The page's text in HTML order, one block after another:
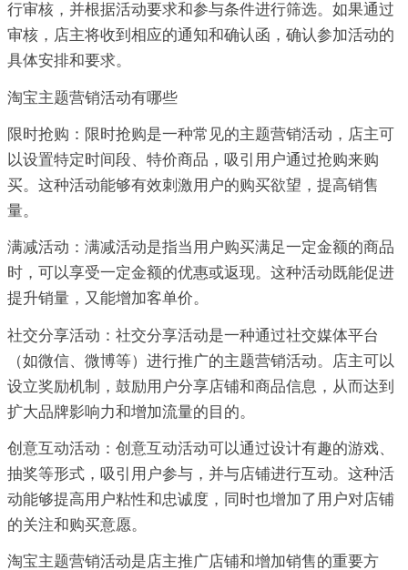
行审核，并根据活动要求和参与条件进行筛选。如果通过
审核，店主将收到相应的通知和确认函，确认参加活动的
具体安排和要求。
淘宝主题营销活动有哪些
限时抢购：限时抢购是一种常见的主题营销活动，店主可
以设置特定时间段、特价商品，吸引用户通过抢购来购
买。这种活动能够有效刺激用户的购买欲望，提高销售
量。
满减活动：满减活动是指当用户购买满足一定金额的商品
时，可以享受一定金额的优惠或返现。这种活动既能促进
提升销量，又能增加客单价。
社交分享活动：社交分享活动是一种通过社交媒体平台
（如微信、微博等）进行推广的主题营销活动。店主可以
设立奖励机制，鼓励用户分享店铺和商品信息，从而达到
扩大品牌影响力和增加流量的目的。
创意互动活动：创意互动活动可以通过设计有趣的游戏、
抽奖等形式，吸引用户参与，并与店铺进行互动。这种活
动能够提高用户粘性和忠诚度，同时也增加了用户对店铺
的关注和购买意愿。
淘宝主题营销活动是店主推广店铺和增加销售的重要方